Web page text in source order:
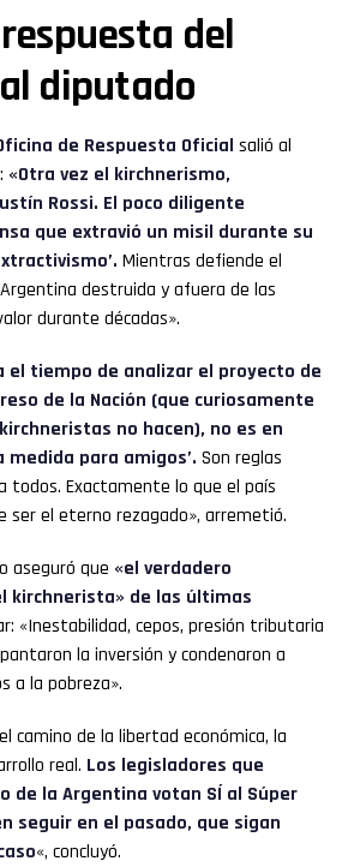
del
diputado
de Respuesta Oficial salió al
«Otra vez el kirchnerismo,
Rossi. El poco diligente
que extravió un misil durante su
Mientras defiende el
destruida y afuera de las
durante décadas».
el tiempo de analizar el proyecto de
de la Nación (que curiosamente
no hacen), no es en
para amigos’. Son reglas
todos. Exactamente lo que el país
ser el eterno rezagado», arremetió.
aseguró que «el verdadero
kirchnerista» de las últimas
«Inestabilidad, cepos, presión tributaria
la inversión y condenaron a
a la pobreza».
camino de la libertad económica, la
real. Los legisladores que
de la Argentina votan SÍ al Súper
seguir en el pasado, que sigan
«, concluyó.